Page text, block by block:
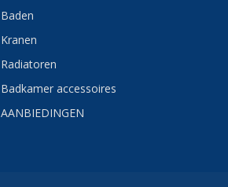
Baden
Kranen
Radiatoren
Badkamer accessoires
AANBIEDINGEN